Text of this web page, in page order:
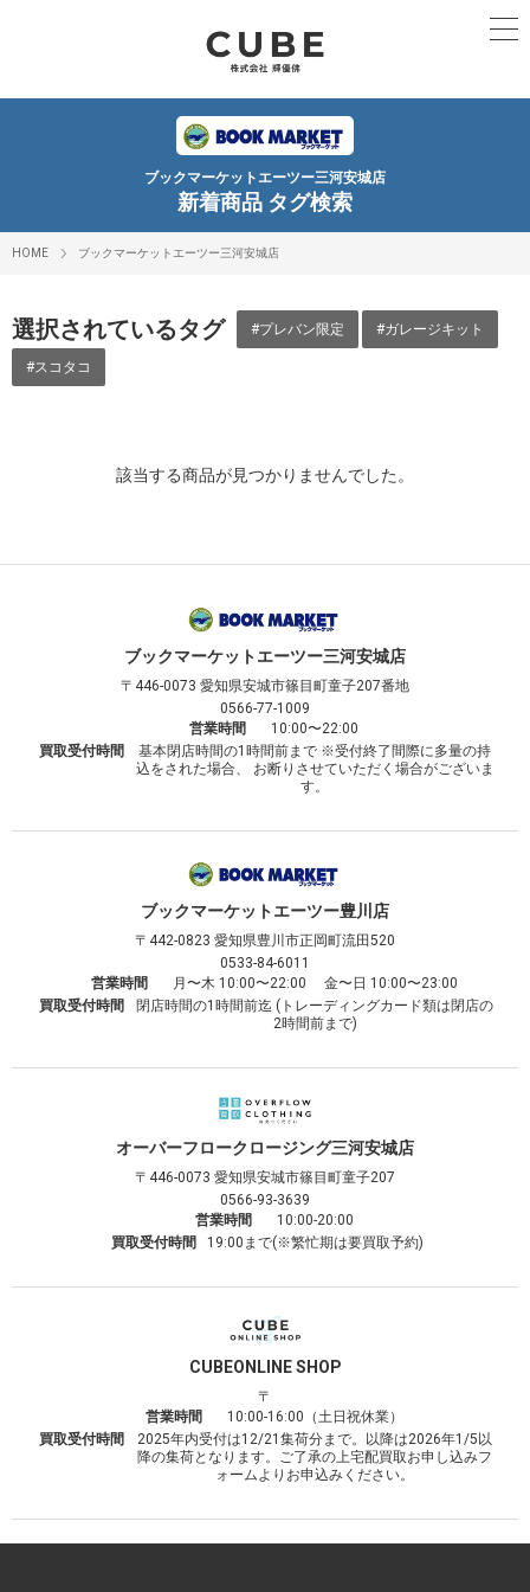
ブックマーケットエーツー三河安城店
新着商品 タグ検索
HOME ブックマーケットエーツー三河安城店
選択されているタグ #プレバン限定 #ガレージキット
#スコタコ
該当する商品が見つかりませんでした。
ブックマーケットエーツー三河安城店
〒446-0073 愛知県安城市篠目町童子207番地
0566-77-1009
営業時間
10:00〜22:00
買取受付時間
基本閉店時間の1時間前まで ※受付終了間際に多量の持
込をされた場合、 お断りさせていただく場合がございま
す。
ブックマーケットエーツー豊川店
〒442-0823 愛知県豊川市正岡町流田520
0533-84-6011
営業時間
月〜木 10:00〜22:00 金〜日 10:00〜23:00
買取受付時間
閉店時間の1時間前迄 (トレーディングカード類は閉店の
2時間前まで)
オーバーフロークロージング三河安城店
〒446-0073 愛知県安城市篠目町童子207
0566-93-3639
営業時間
10:00-20:00
買取受付時間
19:00まで(※繁忙期は要買取予約)
CUBEONLINE SHOP
〒
営業時間
10:00-16:00（土日祝休業）
買取受付時間
2025年内受付は12/21集荷分まで。以降は2026年1/5以
降の集荷となります。ご了承の上宅配買取お申し込みフ
ォームよりお申込みください。